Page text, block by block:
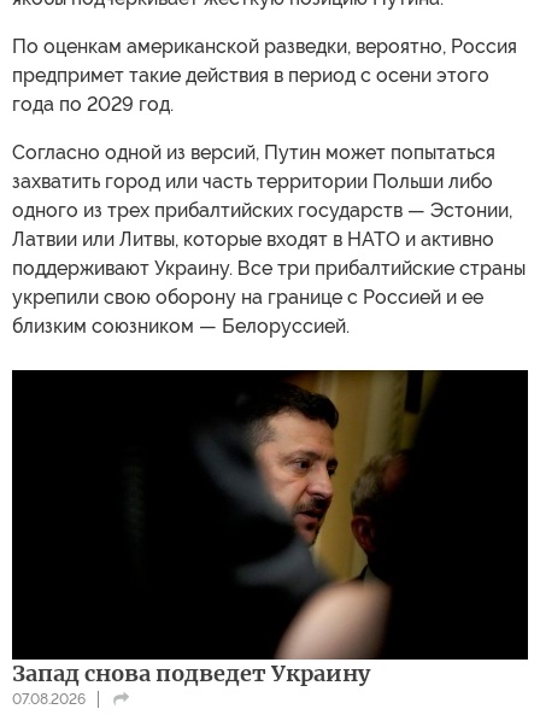
По оценкам американской разведки, вероятно, Россия
предпримет такие действия в период с осени этого
года по 2029 год.
Согласно одной из версий, Путин может попытаться
захватить город или часть территории Польши либо
одного из трех прибалтийских государств — Эстонии,
Латвии или Литвы, которые входят в НАТО и активно
поддерживают Украину. Все три прибалтийские страны
укрепили свою оборону на границе с Россией и ее
близким союзником — Белоруссией.
Запад снова подведет Украину
07.08.2026